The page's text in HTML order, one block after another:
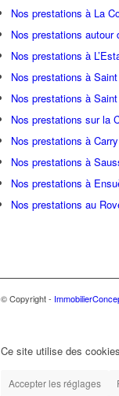
Nos prestations à La
Nos prestations autour
Nos prestations à
Nos prestations à
Nos prestations à
Nos prestations sur la
Nos prestations à
Nos prestations à
Nos prestations à
Nos prestations au
© Copyright -
Ce site utilise des
Accepter les réglages